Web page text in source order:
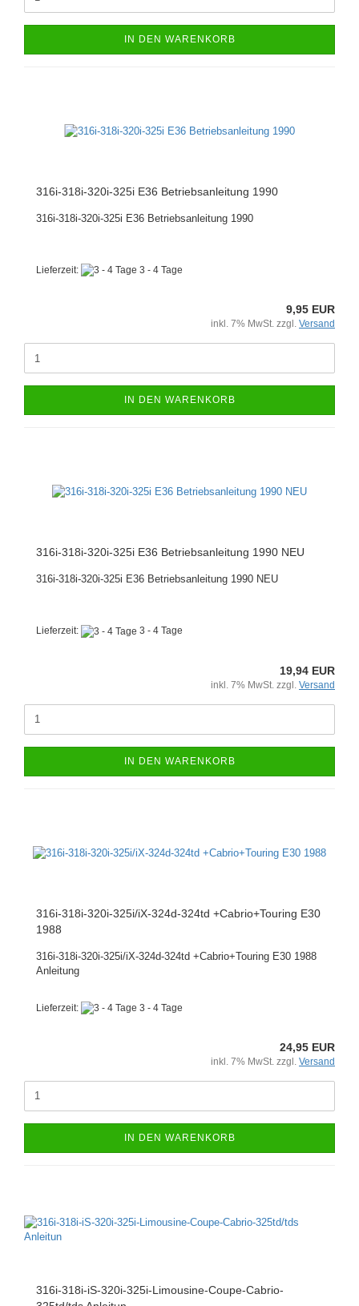
IN DEN WARENKORB
316i-318i-320i-325i E36 Betriebsanleitung 1990
316i-318i-320i-325i E36 Betriebsanleitung 1990
Lieferzeit: 3 - 4 Tage
9,95 EUR
inkl. 7% MwSt. zzgl. Versand
IN DEN WARENKORB
316i-318i-320i-325i E36 Betriebsanleitung 1990 NEU
316i-318i-320i-325i E36 Betriebsanleitung 1990 NEU
Lieferzeit: 3 - 4 Tage
19,94 EUR
inkl. 7% MwSt. zzgl. Versand
IN DEN WARENKORB
316i-318i-320i-325i/iX-324d-324td +Cabrio+Touring E30
1988
316i-318i-320i-325i/iX-324d-324td +Cabrio+Touring E30 1988
Anleitung
Lieferzeit: 3 - 4 Tage
24,95 EUR
inkl. 7% MwSt. zzgl. Versand
IN DEN WARENKORB
316i-318i-iS-320i-325i-Limousine-Coupe-Cabrio-